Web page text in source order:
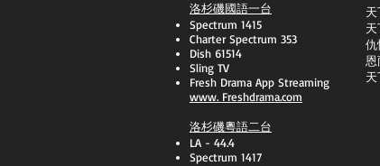
洛杉磯國語一台
Spectrum 1415
Charter Spectrum 353
Dish 61514
Sling TV
​Fresh Drama App Streaming
www. Freshdrama.com
洛杉磯粵語二台
LA - 44.4
Spectrum 1417
仇